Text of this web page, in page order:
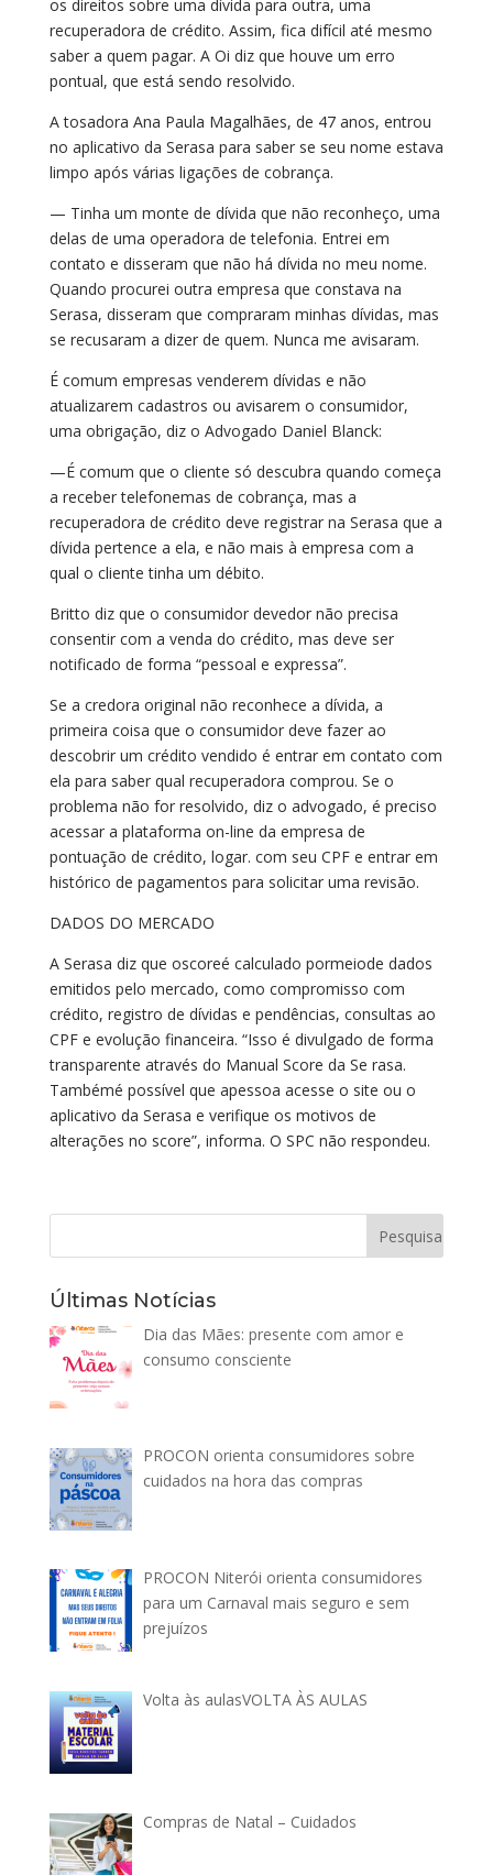
os direitos sobre uma dívida para outra, uma
recuperadora de crédito. Assim, fica difícil até mesmo
saber a quem pagar. A Oi diz que houve um erro
pontual, que está sendo resolvido.
A tosadora Ana Paula Magalhães, de 47 anos, entrou
no aplicativo da Serasa para saber se seu nome estava
limpo após várias ligações de cobrança.
— Tinha um monte de dívida que não reconheço, uma
delas de uma operadora de telefonia. Entrei em
contato e disseram que não há dívida no meu nome.
Quando procurei outra empresa que constava na
Serasa, disseram que compraram minhas dívidas, mas
se recusaram a dizer de quem. Nunca me avisaram.
É comum empresas venderem dívidas e não
atualizarem cadastros ou avisarem o consumidor,
uma obrigação, diz o Advogado Daniel Blanck:
—É comum que o cliente só descubra quando começa
a receber telefonemas de cobrança, mas a
recuperadora de crédito deve registrar na Serasa que a
dívida pertence a ela, e não mais à empresa com a
qual o cliente tinha um débito.
Britto diz que o consumidor devedor não precisa
consentir com a venda do crédito, mas deve ser
notificado de forma “pessoal e expressa”.
Se a credora original não reconhece a dívida, a
primeira coisa que o consumidor deve fazer ao
descobrir um crédito vendido é entrar em contato com
ela para saber qual recuperadora comprou. Se o
problema não for resolvido, diz o advogado, é preciso
acessar a plataforma on-line da empresa de
pontuação de crédito, logar. com seu CPF e entrar em
histórico de pagamentos para solicitar uma revisão.
DADOS DO MERCADO
A Serasa diz que oscoreé calculado pormeiode dados
emitidos pelo mercado, como compromisso com
crédito, registro de dívidas e pendências, consultas ao
CPF e evolução financeira. “Isso é divulgado de forma
transparente através do Manual Score da Se rasa.
Tambémé possível que apessoa acesse o site ou o
aplicativo da Serasa e verifique os motivos de
alterações no score”, informa. O SPC não respondeu.
Últimas Notícias
Dia das Mães: presente com amor e
consumo consciente
PROCON orienta consumidores sobre
cuidados na hora das compras
PROCON Niterói orienta consumidores
para um Carnaval mais seguro e sem
prejuízos
Volta às aulasVOLTA ÀS AULAS
Compras de Natal – Cuidados